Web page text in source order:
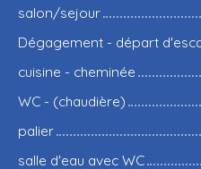
salon/sejour
Dégagement - départ
cuisine - cheminée
WC - (chaudière)
palier
salle d'eau avec WC